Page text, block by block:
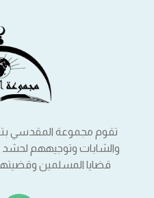
تقوم مجموعة المقدسي
والشابات وتوجيههم
قضايا المسلمين